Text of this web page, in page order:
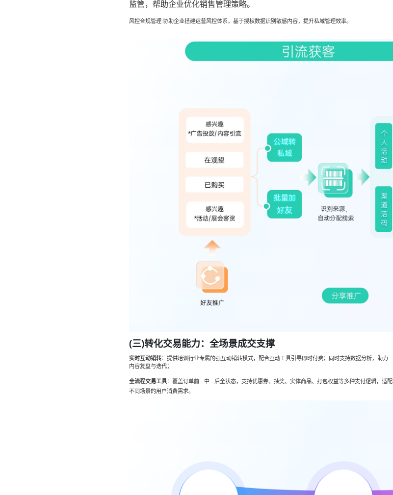
监管，帮助企业优化销售管理策略。
风控合规管理:协助企业搭建运营风控体系，基于授权数据识别敏感内容，提升私域管理效率。
(三)转化交易能力：全场景成交支撑
实时互动销转：提供培训行业专属的强互动销转模式，配合互动工具引导即时付费；同时支持数据分析，助力
内容复盘与迭代；
全流程交易工具：覆盖订单前 - 中 - 后全状态，支持优惠券、抽奖、实体商品、打包权益等多种支付逻辑，适配
不同场景的用户消费需求。